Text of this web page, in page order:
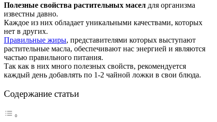
Полезные свойства растительных масел для организма
известны давно.
Каждое из них обладает уникальными качествами, которых
нет в других.
Правильные жиры, представителями которых выступают
растительные масла, обеспечивают нас энергией и являются
частью правильного питания.
Так как в ниx много полезных свойств, рекомендуется
каждый день добавлять по 1-2 чайной ложки в свои блюда.
Содержание статьи